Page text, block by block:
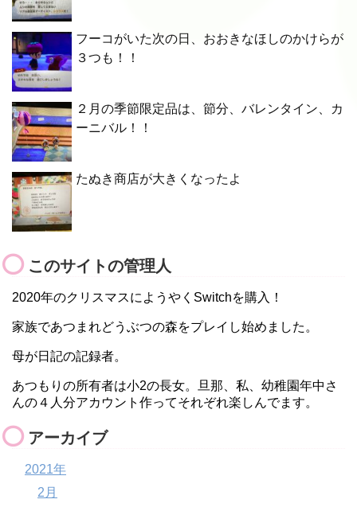
フーコがいた次の日、おおきなほしのかけらが
３つも！！
２月の季節限定品は、節分、バレンタイン、カ
ーニバル！！
たぬき商店が大きくなったよ
このサイトの管理人
2020年のクリスマスにようやくSwitchを購入！
家族であつまれどうぶつの森をプレイし始めました。
母が日記の記録者。
あつもりの所有者は小2の長女。旦那、私、幼稚園年中さ
んの４人分アカウント作ってそれぞれ楽しんでます。
アーカイブ
2021年
2月